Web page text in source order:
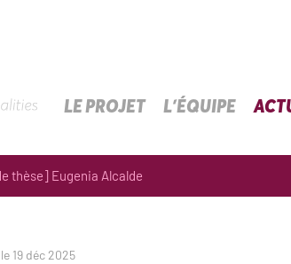
LE PROJET L’ÉQUIPE
thèse] Eugenia Alcalde
19 déc 2025